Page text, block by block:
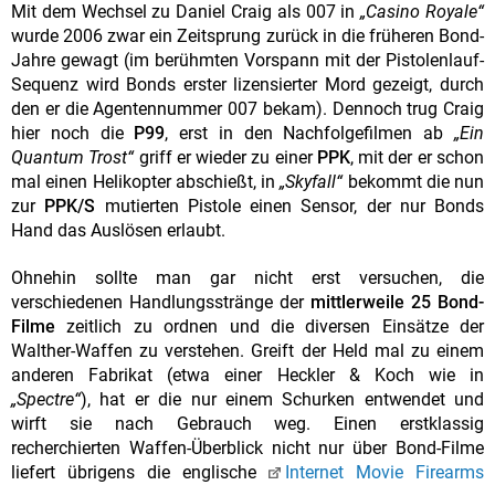
Mit dem Wechsel zu Daniel Craig als 007 in„Casino Royale“
wurde 2006 zwar ein Zeitsprung zurück in die früheren Bond-
Jahre gewagt (im berühmten Vorspann mit der Pistolenlauf-
Sequenz wird Bonds erster lizensierter Mord gezeigt, durch
den er die Agentennummer 007 bekam). Dennoch trug Craig
hier noch die
P99, erst in den Nachfolgefilmen ab„Ein
Quantum Trost“ griff er wieder zu einerPPK, mit der er schon
mal einen Helikopter abschießt, in„Skyfall“ bekommt die nun
zur PPK/S mutierten Pistole einen Sensor, der nur Bonds
Hand das Auslösen erlaubt.
Ohnehin sollte man gar nicht erst versuchen, die
verschiedenen Handlungsstränge der mittlerweile 25 Bond-
Filme zeitlich zu ordnen und die diversen Einsätze der
Walther-Waffen zu verstehen. Greift der Held mal zu einem
anderen Fabrikat (etwa einer Heckler & Koch wie in
„Spectre“), hat er die nur einem Schurken entwendet und
wirft sie nach Gebrauch weg. Einen erstklassig
recherchierten Waffen-Überblick nicht nur über Bond-Filme
liefert übrigens die englische
Internet Movie Firearms